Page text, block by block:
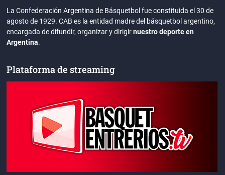
La Confederación Argentina de Básquetbol fue constituida el 30 de
agosto de 1929. CAB es la entidad madre del básquetbol argentino,
encargada de difundir, organizar y dirigirnuestro deporte en
Argentina.
Plataforma de streaming